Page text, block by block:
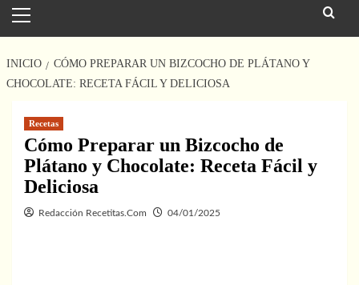
principal
INICIO
CÓMO PREPARAR UN BIZCOCHO DE PLÁTANO Y
CHOCOLATE: RECETA FÁCIL Y DELICIOSA
Recetas
Cómo Preparar un Bizcocho de
Plátano y Chocolate: Receta Fácil y
Deliciosa
Redacción Recetitas.Com 04/01/2025